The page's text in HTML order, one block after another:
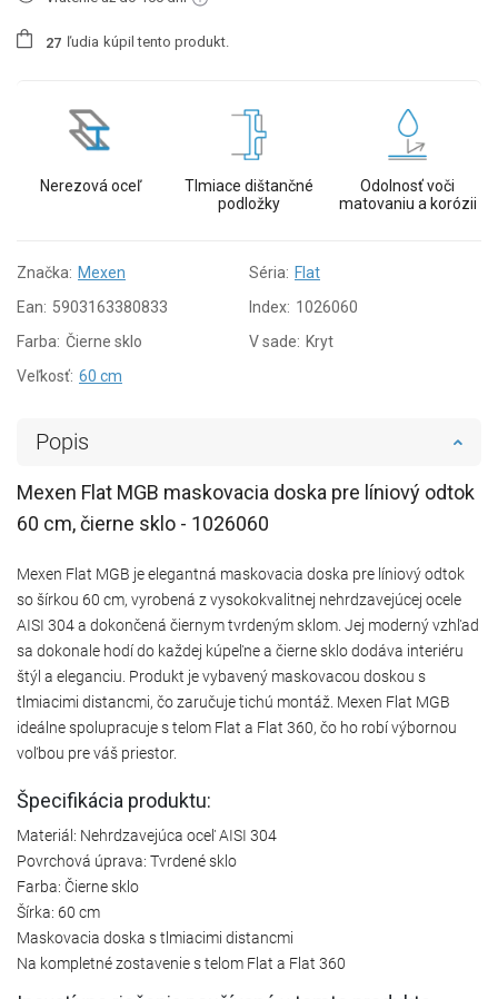
27 ľudia kúpil tento produkt.
Nerezová oceľ
Tlmiace dištančné
podložky
Odolnosť voči
matovaniu a korózii
Značka: Mexen Séria: Flat
Ean: 5903163380833 Index: 1026060
Farba: Čierne sklo V sade: Kryt
Veľkosť: 60 cm
Popis
Mexen Flat MGB maskovacia doska pre líniový odtok
60 cm, čierne sklo - 1026060
Mexen Flat MGB je elegantná maskovacia doska pre líniový odtok
so šírkou 60 cm, vyrobená z vysokokvalitnej nehrdzavejúcej ocele
AISI 304 a dokončená čiernym tvrdeným sklom. Jej moderný vzhľad
sa dokonale hodí do každej kúpeľne a čierne sklo dodáva interiéru
štýl a eleganciu. Produkt je vybavený maskovacou doskou s
tlmiacimi distancmi, čo zaručuje tichú montáž. Mexen Flat MGB
ideálne spolupracuje s telom Flat a Flat 360, čo ho robí výbornou
voľbou pre váš priestor.
Špecifikácia produktu:
Materiál: Nehrdzavejúca oceľ AISI 304
Povrchová úprava: Tvrdené sklo
Farba: Čierne sklo
Šírka: 60 cm
Maskovacia doska s tlmiacimi distancmi
Na kompletné zostavenie s telom Flat a Flat 360